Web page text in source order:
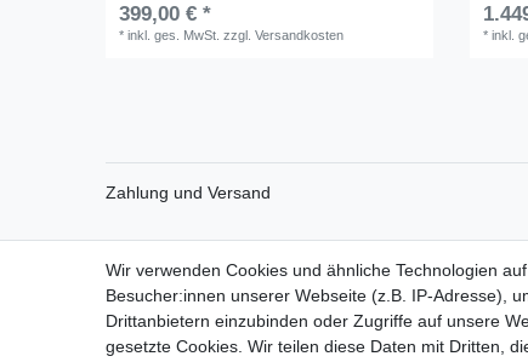
399,00 € *
*inkl. ges. MwSt. zzgl.Versandkosten *inkl.
Zahlung und Versand
Impressum
Wir verwenden Cookies und ähnliche Technologien
Besucher:innen unserer Webseite (z.B. IP-Adresse),
Drittanbietern einzubinden oder Zugriffe auf unsere
gesetzte Cookies. Wir teilen diese Daten mit Dritten,